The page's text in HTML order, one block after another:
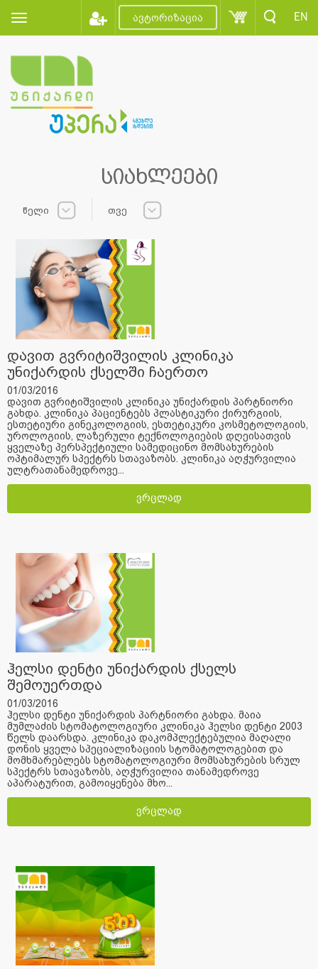
ავტორიზაცია EN
სიახლეები
წელი თვე
დავით გვრიტიშვილის კლინიკა
უნიქარდის ქსელში ჩაერთო
01/03/2016
დავით გვრიტიშვილის კლინიკა უნიქარდის პარტნიორი
გახდა. კლინიკა პაციენტებს პლასტიკური ქირურგიის,
ესთეტიური გინეკოლოგიის, ესთეტიკური კოსმეტოლოგიის,
უროლოგიის, ლაზერული ტექნოლოგიების დღეისათვის
ყველაზე პერსპექტიული სამედიცინო მომსახურების
ოპტიმალურ სპექტრს სთავაზობს. კლინიკა აღჭურვილია
ულტრათანამედროვე...
ვრცლად
ჰელსი დენტი უნიქარდის ქსელს
შემოუერთდა
01/03/2016
ჰელსი დენტი უნიქარდის პარტნიორი გახდა. მაია
მუმლაძის სტომატოლოგიური კლინიკა ჰელსი დენტი 2003
წელს დაარსდა. კლინიკა დაკომპლექტებულია მაღალი
დონის ყველა სპეციალიზაციის სტომატოლოგებით და
მომხმარებლებს სტომატოლოგიური მომსახურების სრულ
სპექტრს სთავაზობს, აღჭურვილია თანამედროვე
აპარატურით, გამოიყენება მხო...
ვრცლად